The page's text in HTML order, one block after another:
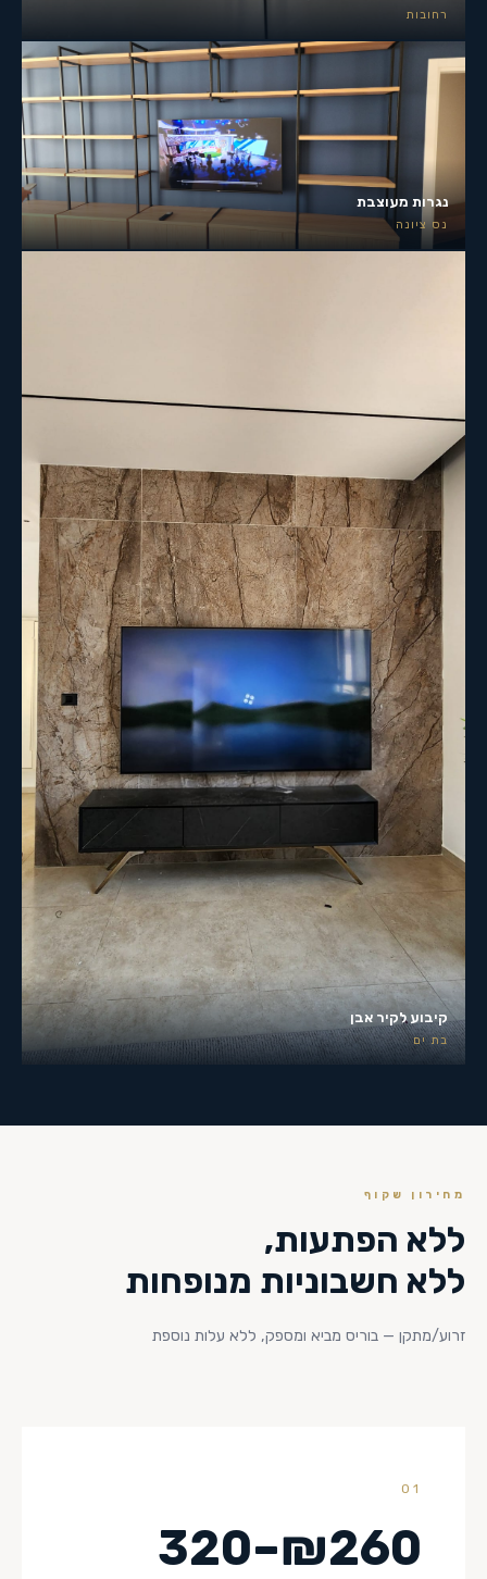
רחובות
נגרות מעוצבת
נס ציונה
קיבוע לקיר אבן
בת ים
מחירון שקוף
ללא הפתעות,
ללא חשבוניות מנופחות
זרוע/מתקן — בוריס מביא ומספק, ללא עלות נוספת
01
₪260–320